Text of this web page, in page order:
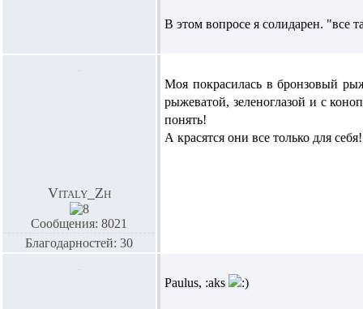
В этом вопросе я солидарен. "все
Vitaly_Zh
Сообщения: 8021
Благодарностей: 30
Моя покрасилась в бронзовый
рыжеватой, зеленоглазой и с
понять!
А красятся они все только для
Paulus, :aks